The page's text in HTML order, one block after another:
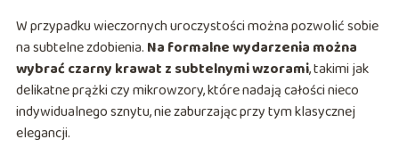
W przypadku wieczornych uroczystości można pozwolić sobie
na subtelne zdobienia. Na formalne wydarzenia można
wybrać czarny krawat z subtelnymi wzorami, takimi jak
delikatne prążki czy mikrowzory, które nadają całości nieco
indywidualnego sznytu, nie zaburzając przy tym klasycznej
elegancji.